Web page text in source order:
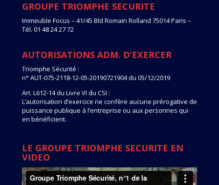
GROUPE TRIOMPHE SECURITE
Immeuble Focus – 41/45 Bld Romain Rolland 75014 Paris –
Tél. 01 48 24 27 72
AUTORISATIONS ADM. D’EXERCER
Triomphe Sécurité :
n° AUT-075-2118-12-05-20190721904 du 05/12/2019
Art. L612-14 du Livre VI du CSI :
L’autorisation d’exercice ne confère aucune prérogative de
puissance publique à l’entreprise ou aux personnes qui
en bénéficient.
LE GROUPE TRIOMPHE SECURITE EN
VIDEO
Lecteur
vidéo